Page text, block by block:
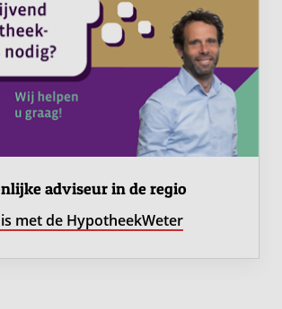
met toegang tot loggia/balkon op het
voorzien van royale schuifwandkasten
van circa 6 m² met inloopdouche,
en wastafelmeubel
en tuin meubels balkon
op de uiterwaarden, stadswallen,
en de Merwede
adviseur in de regio
met de HypotheekWeter